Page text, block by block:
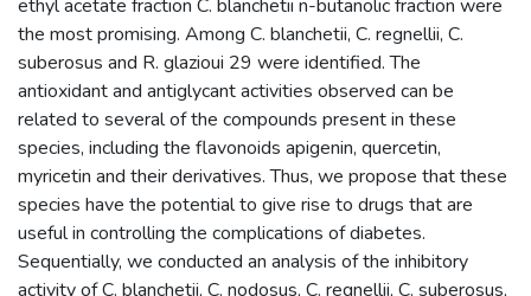
ethyl acetate fraction C. blanchetii n-butanolic fraction were
the most promising. Among C. blanchetii, C. regnellii, C.
suberosus and R. glazioui 29 were identified. The
antioxidant and antiglycant activities observed can be
related to several of the compounds present in these
species, including the flavonoids apigenin, quercetin,
myricetin and their derivatives. Thus, we propose that these
species have the potential to give rise to drugs that are
useful in controlling the complications of diabetes.
Sequentially, we conducted an analysis of the inhibitory
activity of C. blanchetii, C. nodosus, C. regnellii, C. suberosus,